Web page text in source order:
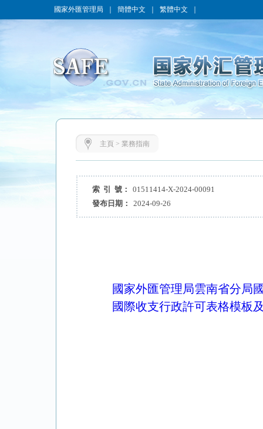
國家外匯管理局 簡體中文 繁體中文
主頁 > 業務指南
索 引 號：
01511414-X-2024-00091
發布日期：
2024-09-26
國家外匯管理局雲南省分局
國際收支行政許可表格模板